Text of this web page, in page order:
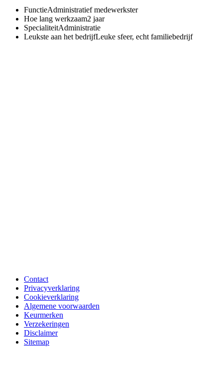
FunctieAdministratief medewerkster
Hoe lang werkzaam2 jaar
SpecialiteitAdministratie
Leukste aan het bedrijfLeuke sfeer, echt familiebedrijf
Contact
Privacyverklaring
Cookieverklaring
Algemene voorwaarden
Keurmerken
Verzekeringen
Disclaimer
Sitemap